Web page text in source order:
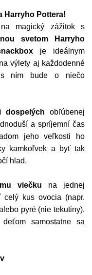
Harryho Pottera!
magický zážitok s
svetom Harryho
je ideálnym
výlety aj každodenné
s ním bude o niečo
obľúbenej
a spríjemní čas
jeho veľkosti ho
kamkoľvek a byť tak
hlad.
viečku na jednej
kus ovocia (napr.
pyré (nie tekutiny).
samostatne sa